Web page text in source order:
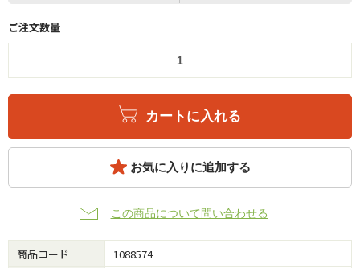
ご注文数量
カートに入れる
お気に入りに追加する
この商品について問い合わせる
商品コード
1088574